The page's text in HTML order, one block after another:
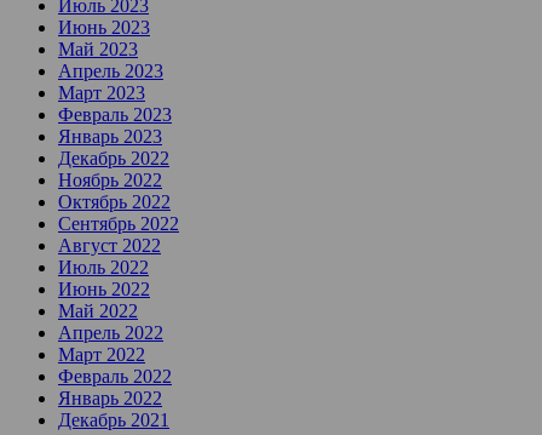
Июль 2023
Июнь 2023
Май 2023
Апрель 2023
Март 2023
Февраль 2023
Январь 2023
Декабрь 2022
Ноябрь 2022
Октябрь 2022
Сентябрь 2022
Август 2022
Июль 2022
Июнь 2022
Май 2022
Апрель 2022
Март 2022
Февраль 2022
Январь 2022
Декабрь 2021